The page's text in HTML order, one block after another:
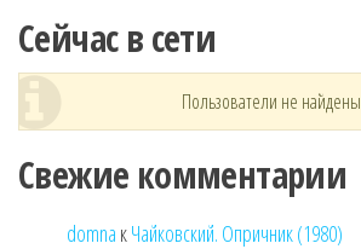
Сейчас в сети
Пользователи не найдены
Свежие комментарии
domna кЧайковский. Опричник (1980)